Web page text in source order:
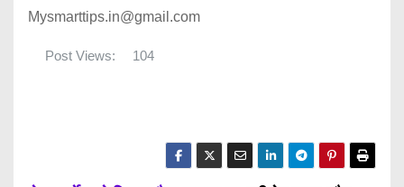
Mysmarttips.in@gmail.com
Post Views: 104